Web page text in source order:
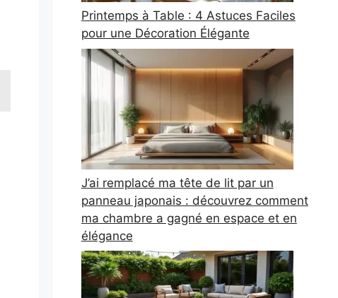
Printemps à Table : 4 Astuces Faciles
pour une Décoration Élégante
J’ai remplacé ma tête de lit par un
panneau japonais : découvrez comment
ma chambre a gagné en espace et en
élégance